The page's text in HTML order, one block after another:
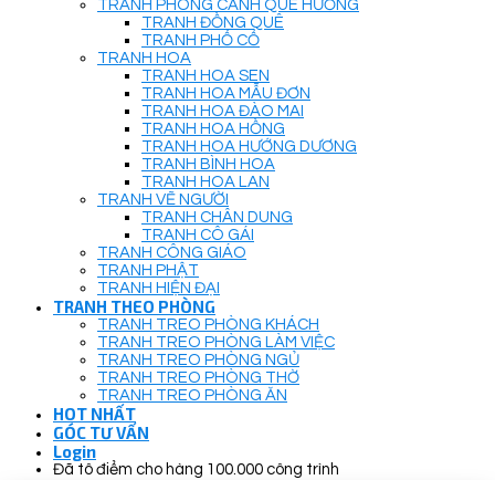
TRANH PHONG CẢNH QUÊ HƯƠNG
TRANH ĐỒNG QUÊ
TRANH PHỐ CỔ
TRANH HOA
TRANH HOA SEN
TRANH HOA MẪU ĐƠN
TRANH HOA ĐÀO MAI
TRANH HOA HỒNG
TRANH HOA HƯỚNG DƯƠNG
TRANH BÌNH HOA
TRANH HOA LAN
TRANH VẼ NGƯỜI
TRANH CHÂN DUNG
TRANH CÔ GÁI
TRANH CÔNG GIÁO
TRANH PHẬT
TRANH HIỆN ĐẠI
TRANH THEO PHÒNG
TRANH TREO PHÒNG KHÁCH
TRANH TREO PHÒNG LÀM VIỆC
TRANH TREO PHÒNG NGỦ
TRANH TREO PHÒNG THỜ
TRANH TREO PHÒNG ĂN
HOT NHẤT
GÓC TƯ VẤN
Login
Đã tô điểm cho hàng 100.000 công trình